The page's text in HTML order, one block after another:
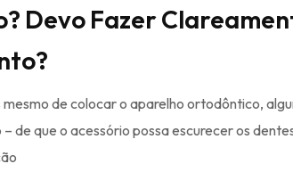
Devo Fazer
mesmo de colocar o aparelho ortodôntico,
de que o acessório possa escurecer os